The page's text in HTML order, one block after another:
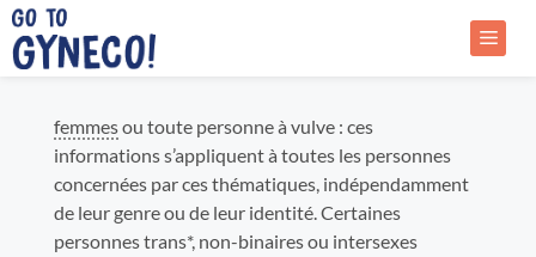
Aller
au
contenu
femmesou toute personne à vulve : ces
informations s’appliquent à toutes les personnes
concernées par ces thématiques, indépendamment
de leur genre ou de leur identité. Certaines
personnes trans*, non-binaires ou intersexes